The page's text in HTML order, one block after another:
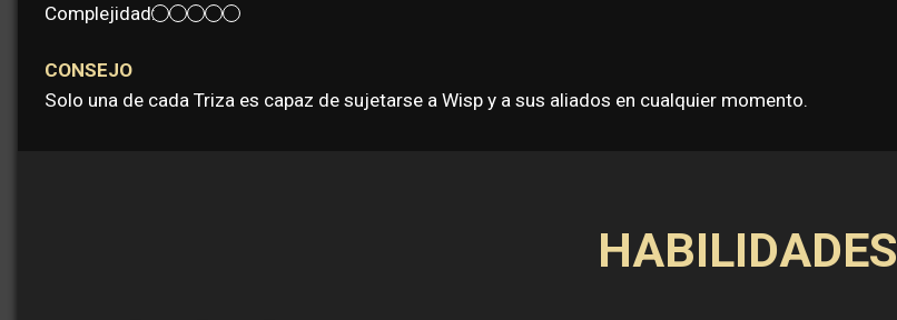
Complejidad:
CONSEJO
Solo una de cada Triza es capaz de sujetarse a Wisp y a sus aliados en cualquier momento.
HABILIDADES